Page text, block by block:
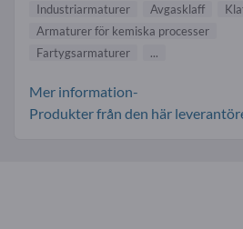
Industriarmaturer
Avgasklaff
Armaturer för kemiska processer
Fartygsarmaturer
...
Mer information-
Produkter från den här